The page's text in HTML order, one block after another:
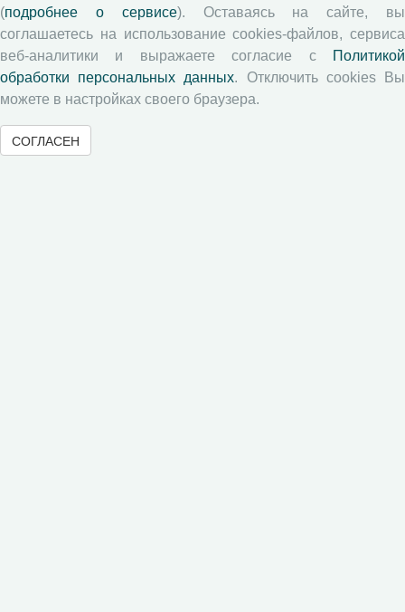
Рецензентам
Памятка рецензенту
Положение о рецензировании
Форма рецензии
(подробнее о сервисе). Оставаясь на сайте, вы
соглашаетесь на использование cookies-файлов, сервиса
веб-аналитики и выражаете согласие с
Политикой
обработки персональных данных. Отключить cookies Вы
можете в настройках своего браузера.
СОГЛАСЕН